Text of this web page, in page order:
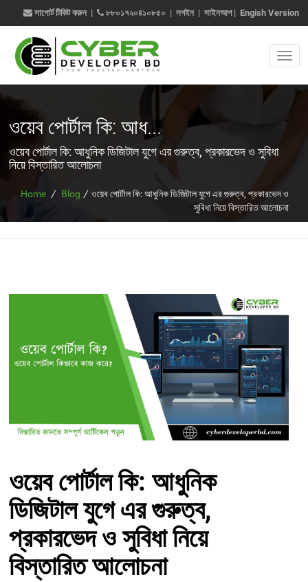
সাপোর্ট টিকিট করুন| ৮৮০১৭২০৪১০৮৫০ | লগইন| সাইনআপ| Engish Version
ওয়েব পোর্টাল কি: আধ...
ওয়েব পোর্টাল কি: আধুনিক ডিজিটাল যুগে এর গুরুত্ব, প্রকারভেদ ও সুবিধা
নিয়ে বিস্তারিত আলোচনা
Home / Blog / ওয়েব পোর্টাল কি: আধুনিক ডিজিটাল যুগে এর গুরুত্ব, প্রকারভেদ ও
সুবিধা নিয়ে বিস্তারিত আলোচনা
ওয়েব পোর্টাল কি: আধুনিক
ডিজিটাল যুগে এর গুরুত্ব,
প্রকারভেদ ও সুবিধা নিয়ে
বিস্তারিত আলোচনা